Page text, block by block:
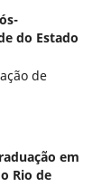
do Estado
de
em
Rio de